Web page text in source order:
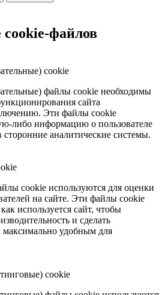
cookie-файлов
сооkiе
файлы соokіе необходимы
сайта
Эти файлы сookіе
либо информацию о пользователе
сторонние аналитические системы.
cookie используются для оценки
на сайте. Эти файлы cookie
используется сайт, чтобы
и сделать
максимально удобным для
cookie